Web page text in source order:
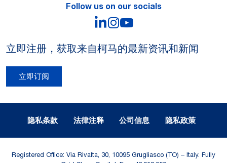
Follow us on our socials
LinkedIn
Instagram
立即注册，获取来自柯马的最新资讯和新闻
立即订阅
隐私条款 法律注释 公司信息 隐私政策
Registered Office: Via Rivalta, 30, 10095 Grugliasco (TO) – Italy. Fully